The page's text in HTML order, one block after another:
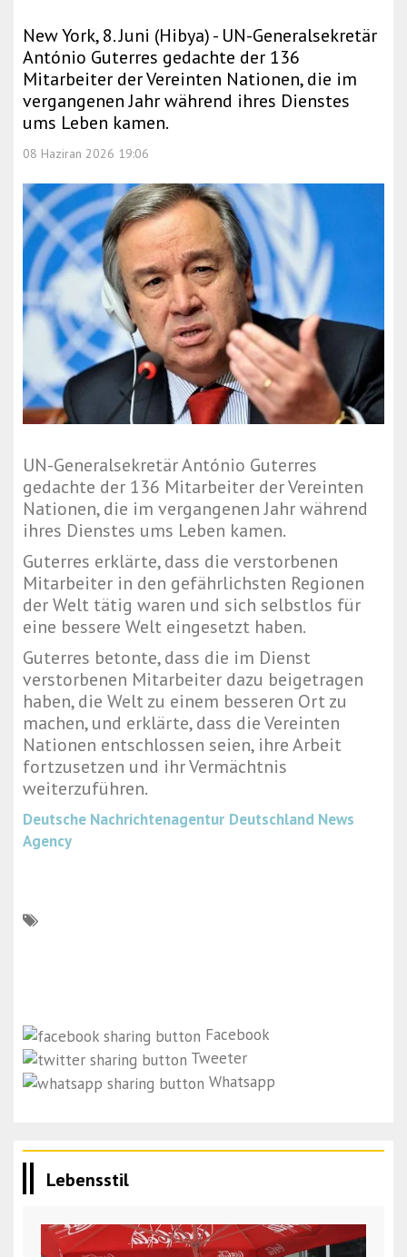
New York, 8. Juni (Hibya) - UN-Generalsekretär
António Guterres gedachte der 136
Mitarbeiter der Vereinten Nationen, die im
vergangenen Jahr während ihres Dienstes
ums Leben kamen.
08 Haziran 2026 19:06
UN-Generalsekretär António Guterres
gedachte der 136 Mitarbeiter der Vereinten
Nationen, die im vergangenen Jahr während
ihres Dienstes ums Leben kamen.
Guterres erklärte, dass die verstorbenen
Mitarbeiter in den gefährlichsten Regionen
der Welt tätig waren und sich selbstlos für
eine bessere Welt eingesetzt haben.
Guterres betonte, dass die im Dienst
verstorbenen Mitarbeiter dazu beigetragen
haben, die Welt zu einem besseren Ort zu
machen, und erklärte, dass die Vereinten
Nationen entschlossen seien, ihre Arbeit
fortzusetzen und ihr Vermächtnis
weiterzuführen.
Deutsche Nachrichtenagentur Deutschland News
Agency
Facebook
Tweeter
Whatsapp
Lebensstil